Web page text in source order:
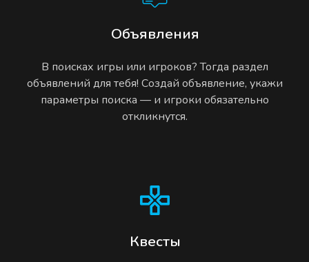
Объявления
В поисках игры или игроков? Тогда раздел
объявлений для тебя! Создай объявление, укажи
параметры поиска — и игроки обязательно
откликнутся.
Квесты